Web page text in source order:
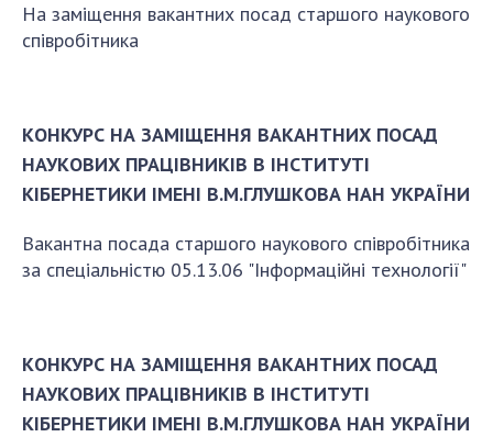
На заміщення вакантних посад старшого наукового
співробітника
КОНКУРС НА ЗАМІЩЕННЯ ВАКАНТНИХ ПОСАД
НАУКОВИХ ПРАЦІВНИКІВ В ІНСТИТУТІ
КІБЕРНЕТИКИ ІМЕНІ В.М.ГЛУШКОВА НАН УКРАЇНИ
Вакантна посада старшого наукового співробітника
за спеціальністю 05.13.06 "Інформаційні технології"
КОНКУРС НА ЗАМІЩЕННЯ ВАКАНТНИХ ПОСАД
НАУКОВИХ ПРАЦІВНИКІВ В ІНСТИТУТІ
КІБЕРНЕТИКИ ІМЕНІ В.М.ГЛУШКОВА НАН УКРАЇНИ